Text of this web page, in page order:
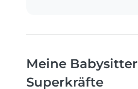
Meine
Superkräfte